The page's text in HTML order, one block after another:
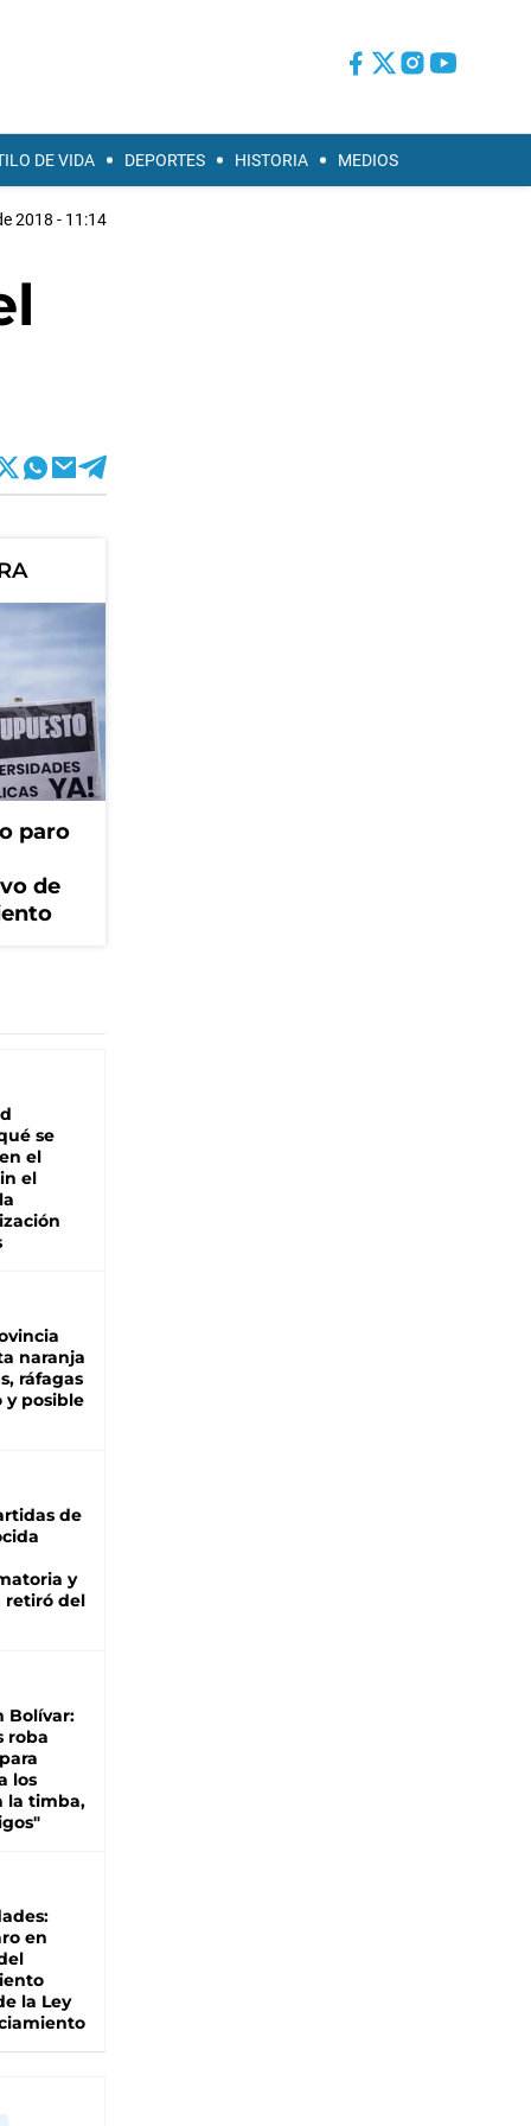
DE VIDA DEPORTES HISTORIA MEDIOS
2018 - 11:14
paro
de
se
el
el
naranja
ráfagas
y posible
de
y
retiró del
Bolívar:
roba
los
la timba,
en
la Ley